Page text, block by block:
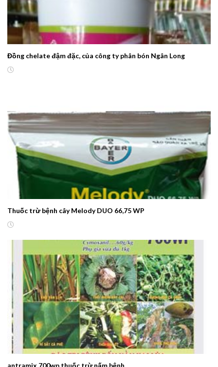
Đồng chelate đậm đặc, của công ty phân bón Ngân Long
Thuốc trừ bệnh cây Melody DUO 66,75 WP